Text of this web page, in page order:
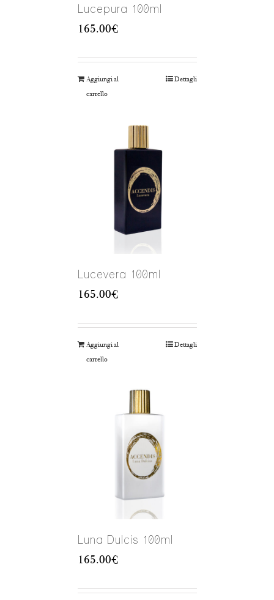
Lucepura 100ml
165.00€
Aggiungi al
carrello
Dettagli
Lucevera 100ml
165.00€
Aggiungi al
carrello
Dettagli
Luna Dulcis 100ml
165.00€